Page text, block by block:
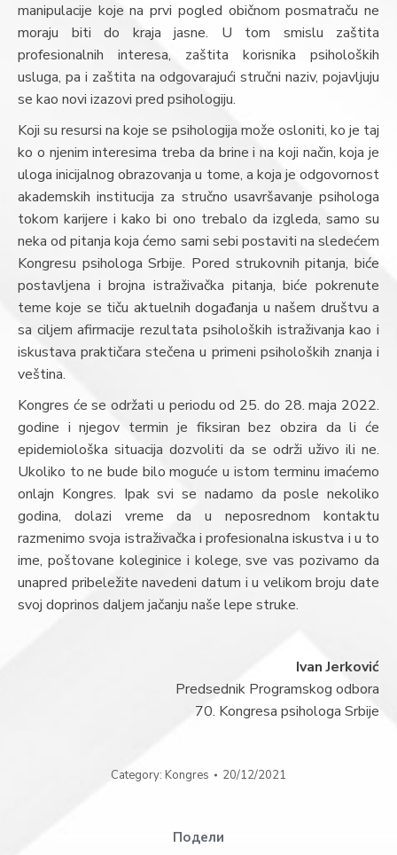
manipulacije koje na prvi pogled običnom posmatraču ne
moraju biti do kraja jasne. U tom smislu zaštita
profesionalnih interesa, zaštita korisnika psiholoških
usluga, pa i zaštita na odgovarajući stručni naziv, pojavljuju
se kao novi izazovi pred psihologiju.
Koji su resursi na koje se psihologija može osloniti, ko je taj
ko o njenim interesima treba da brine i na koji način, koja je
uloga inicijalnog obrazovanja u tome, a koja je odgovornost
akademskih institucija za stručno usavršavanje psihologa
tokom karijere i kako bi ono trebalo da izgleda, samo su
neka od pitanja koja ćemo sami sebi postaviti na sledećem
Kongresu psihologa Srbije. Pored strukovnih pitanja, biće
postavljena i brojna istraživačka pitanja, biće pokrenute
teme koje se tiču aktuelnih događanja u našem društvu a
sa ciljem afirmacije rezultata psiholoških istraživanja kao i
iskustava praktičara stečena u primeni psiholoških znanja i
veština.
Kongres će se održati u periodu od 25. do 28. maja 2022.
godine i njegov termin je fiksiran bez obzira da li će
epidemiološka situacija dozvoliti da se održi uživo ili ne.
Ukoliko to ne bude bilo moguće u istom terminu imaćemo
onlajn Kongres. Ipak svi se nadamo da posle nekoliko
godina, dolazi vreme da u neposrednom kontaktu
razmenimo svoja istraživačka i profesionalna iskustva i u to
ime, poštovane koleginice i kolege, sve vas pozivamo da
unapred pribeležite navedeni datum i u velikom broju date
svoj doprinos daljem jačanju naše lepe struke.
Ivan Jerković
Predsednik Programskog odbora
70. Kongresa psihologa Srbije
Category: Kongres 20/12/2021
Подели